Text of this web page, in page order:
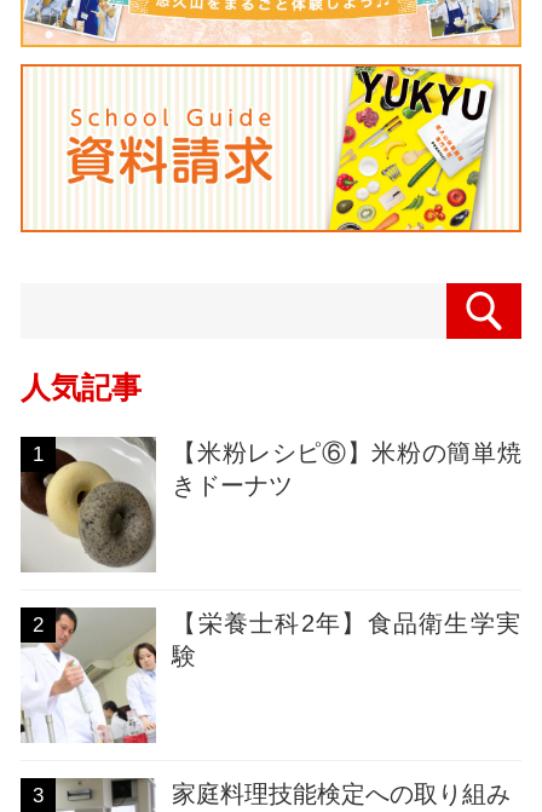
人気記事
1
【米粉レシピ⑥】米粉の簡単焼
きドーナツ
2
【栄養士科2年】食品衛生学実
験
3 家庭料理技能検定への取り組み